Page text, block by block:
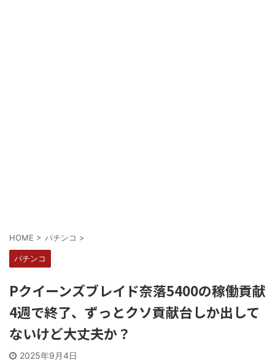
HOME > パチンコ >
パチンコ
Pクイーンズブレイド奈落5400の稼働貢献
4週で終了、ずっとクソ貢献台しか出して
ないけど大丈夫か？
2025年9月4日